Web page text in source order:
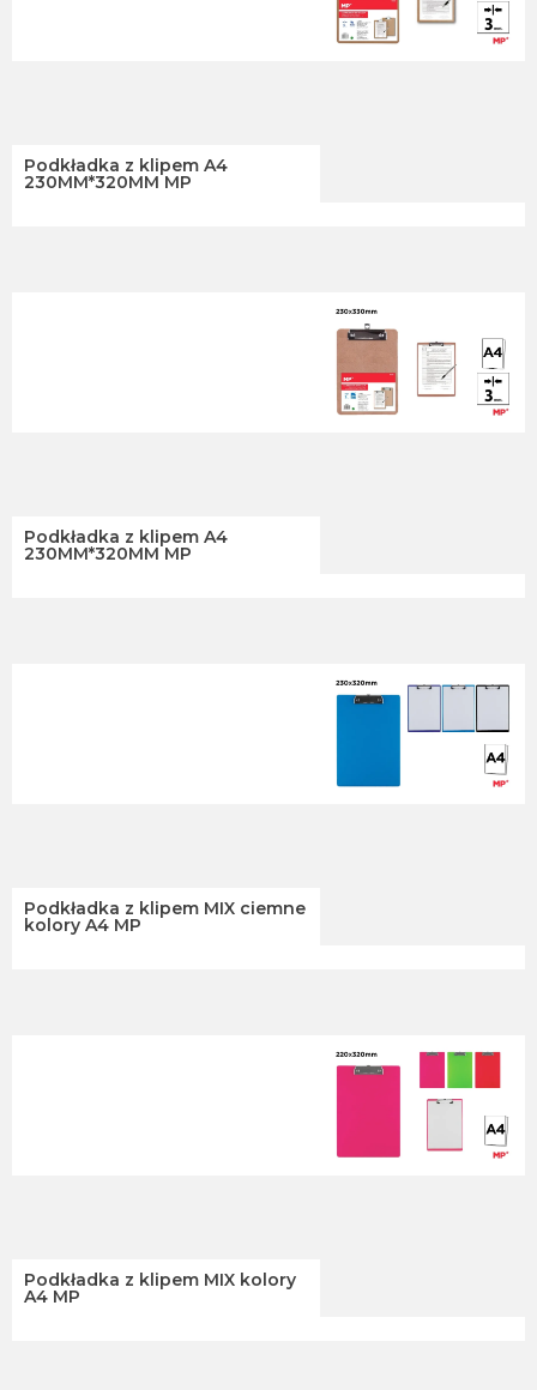
Podkładka z klipem A4
230MM*320MM MP
Podkładka z klipem A4
230MM*320MM MP
Podkładka z klipem MIX ciemne
kolory A4 MP
Podkładka z klipem MIX kolory
A4 MP